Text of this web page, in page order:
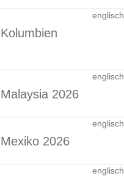
englisch
2026
englisch
2026
englisch
englisch